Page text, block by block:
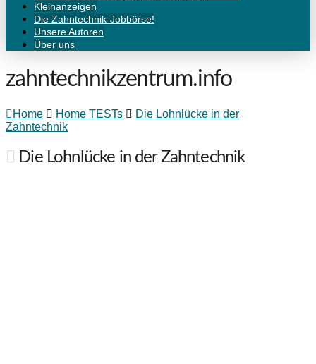
Kleinanzeigen
Die Zahntechnik-Jobbörse!
Unsere Autoren
Über uns
zahntechnikzentrum.info
Home Home TESTs
Die Lohnlücke in der
Zahntechnik
Die Lohnlücke in der Zahntechnik